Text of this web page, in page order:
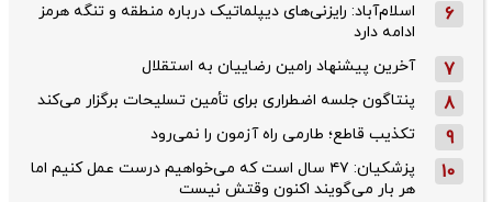
6
اسلام‌آباد: رایزنی‌های دیپلماتیک درباره منطقه و تنگه هرمز
ادامه دارد
7 آخرین پیشنهاد رامین رضاییان به استقلال
8 پنتاگون جلسه اضطراری برای تأمین تسلیحات برگزار می‌کند
9 تکذیب قاطع؛‌ طارمی راه آزمون را نمی‌رود
10
پزشکیان: ۴۷ سال است که می‌خواهیم درست عمل کنیم اما
هر بار می‌گویند اکنون وقتش نیست